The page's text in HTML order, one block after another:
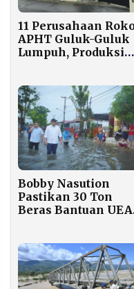
11 Perusahaan
APHT Guluk-Guluk
Lumpuh, Produksi
Bobby Nasution
Pastikan 30 Ton
Beras Bantuan UEA
Muhammadiyah